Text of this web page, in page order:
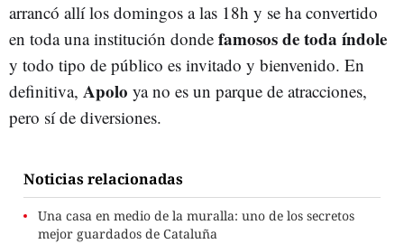
arrancó allí los domingos a las 18h y se ha convertido
en toda una institución donde famosos de toda índole
y todo tipo de público es invitado y bienvenido. En
definitiva, Apolo ya no es un parque de atracciones,
pero sí de diversiones.
Noticias relacionadas
Una casa en medio de la muralla: uno de los secretos
mejor guardados de Cataluña